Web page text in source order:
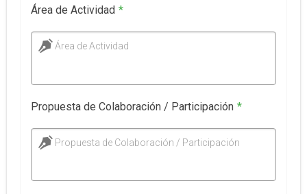
Área de Actividad *
Área de Actividad
Propuesta de Colaboración / Participación *
Propuesta de Colaboración / Participación